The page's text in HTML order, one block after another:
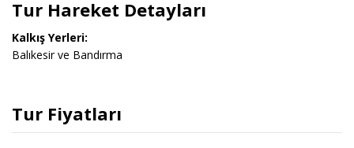
Tur Hareket Detayları
Kalkış Yerleri:
Balıkesir ve Bandırma
Tur Fiyatları